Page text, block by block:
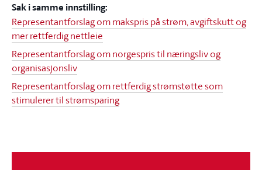
Sak i samme innstilling:
Representantforslag om makspris på strøm, avgiftskutt og
mer rettferdig nettleie
Representantforslag om norgespris til næringsliv og
organisasjonsliv
Representantforslag om rettferdig strømstøtte som
stimulerer til strømsparing